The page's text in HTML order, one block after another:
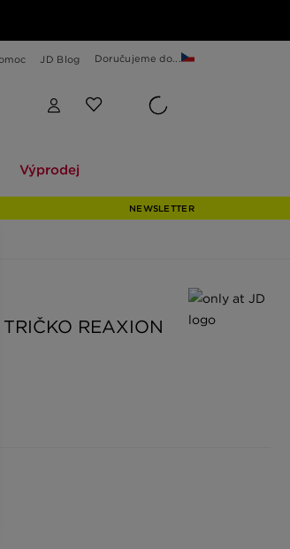
JD Blog Doručujeme do...
Výprodej
NEWSLETTER
TRIČKO REAXION